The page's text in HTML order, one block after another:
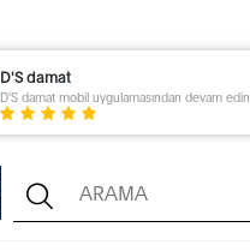
D'S damat
D'S damat mobil uygulamasından devam edin